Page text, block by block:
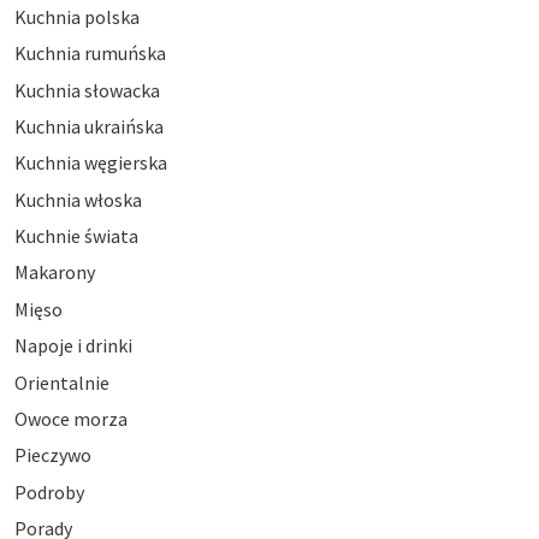
Kuchnia polska
Kuchnia rumuńska
Kuchnia słowacka
Kuchnia ukraińska
Kuchnia węgierska
Kuchnia włoska
Kuchnie świata
Makarony
Mięso
Napoje i drinki
Orientalnie
Owoce morza
Pieczywo
Podroby
Porady